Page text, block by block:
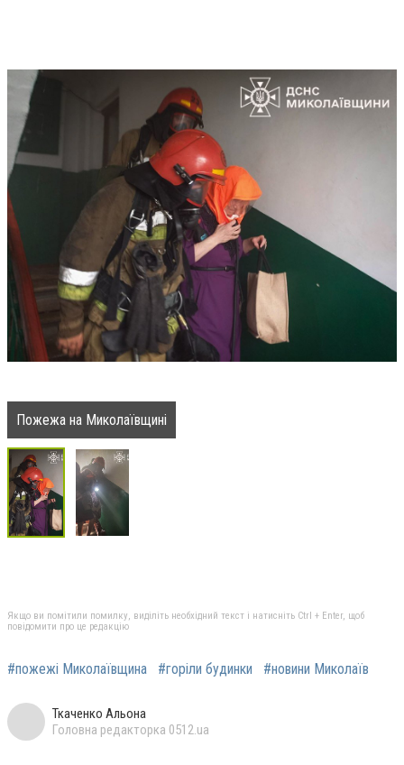
Пожежа на Миколаївщині
Якщо ви помітили помилку, виділіть необхідний текст і натисніть Ctrl + Enter, щоб
повідомити про це редакцію
#пожежі Миколаївщина #горіли будинки #новини Миколаїв
Ткаченко Альона
Головна редакторка 0512.ua